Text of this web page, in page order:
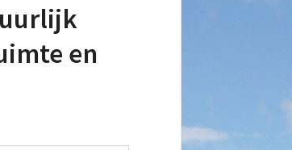
en